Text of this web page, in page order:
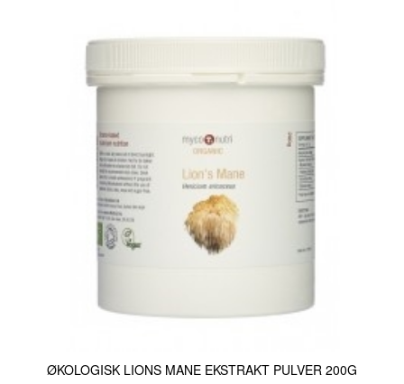
ØKOLOGISK LIONS MANE EKSTRAKT PULVER 200G